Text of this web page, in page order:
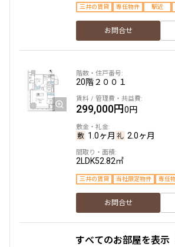
三井の賃貸 専任物件 駅近
お問合せ
20階２００１
299,000円0円
1.0ヶ月 2.0ヶ月
2LDK52.82㎡
三井の賃貸 当社限定物件 専任
お問合せ
すべてのお部屋を表示